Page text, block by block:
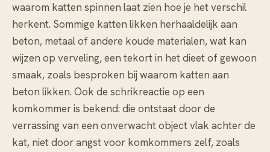
waarom katten spinnen laat zien hoe je het verschil
herkent. Sommige katten likken herhaaldelijk aan
beton, metaal of andere koude materialen, wat kan
wijzen op verveling, een tekort in het dieet of gewoon
smaak, zoals besproken bij waarom katten aan
beton likken. Ook de schrikreactie op een
komkommer is bekend: die ontstaat door de
verrassing van een onverwacht object vlak achter de
kat, niet door angst voor komkommers zelf, zoals